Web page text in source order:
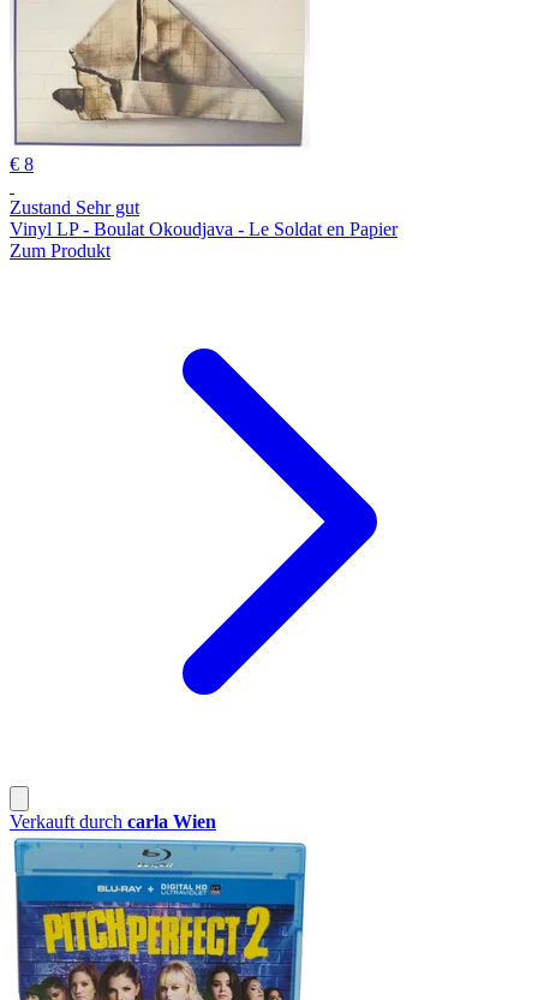
€ 8
Zustand Sehr gut
Vinyl LP - Boulat Okoudjava - Le Soldat en Papier
Zum Produkt
Verkauft durch carla Wien